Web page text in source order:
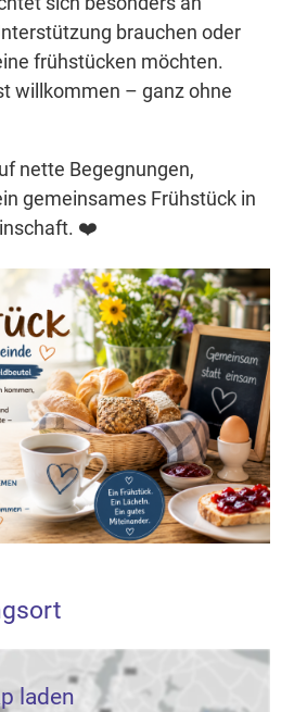
brauchen oder
frühstücken möchten.
willkommen – ganz ohne
nette Begegnungen,
gemeinsames Frühstück in
❤️
laden